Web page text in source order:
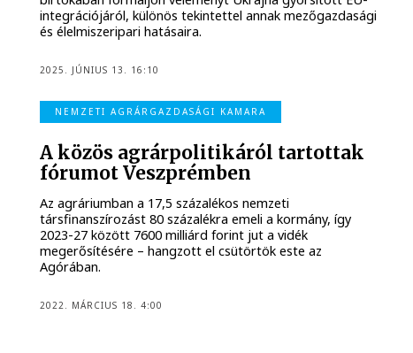
integrációjáról, különös tekintettel annak mezőgazdasági
és élelmiszeripari hatásaira.
2025. JÚNIUS 13. 16:10
NEMZETI AGRÁRGAZDASÁGI KAMARA
A közös agrárpolitikáról tartottak
fórumot Veszprémben
Az agráriumban a 17,5 százalékos nemzeti
társfinanszírozást 80 százalékra emeli a kormány, így
2023-27 között 7600 milliárd forint jut a vidék
megerősítésére – hangzott el csütörtök este az
Agórában.
2022. MÁRCIUS 18. 4:00